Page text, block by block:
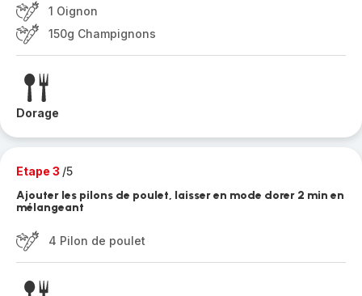
1 Oignon
150g Champignons
Dorage
Etape 3 /5
Ajouter les pilons de poulet, laisser en mode dorer 2 min en
mélangeant
4 Pilon de poulet